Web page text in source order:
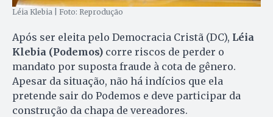
Léia Klebia | Foto: Reprodução
Após ser eleita pelo Democracia Cristã (DC), Léia
Klebia (Podemos) corre riscos de perder o
mandato por suposta fraude à cota de gênero.
Apesar da situação, não há indícios que ela
pretende sair do Podemos e deve participar da
construção da chapa de vereadores.